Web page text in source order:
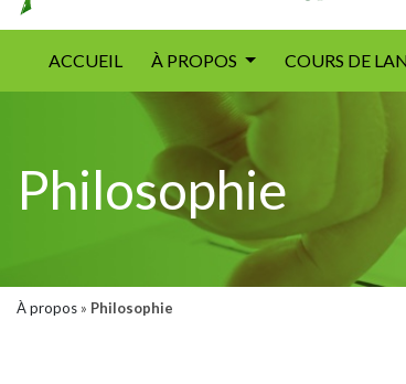
ACCUEIL (current)
À PROPOS COURS DE
Philosophie
À propos » Philosophie